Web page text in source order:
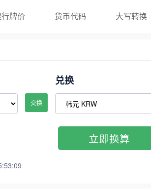
牌价 货币代码 大写转换
交换
兑换
立即换算